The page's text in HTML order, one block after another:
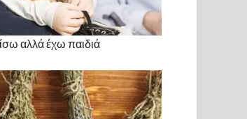
αλλά έχω παιδιά